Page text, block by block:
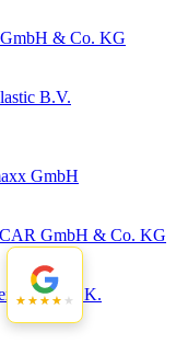
GmbH & Co. KG
B.V.
GmbH
CAR GmbH & Co. KG
Gentes e.K.
★★★★★
★★★★★